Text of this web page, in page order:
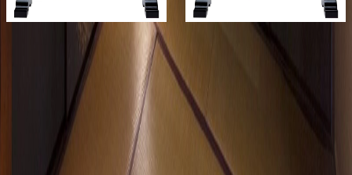
サンプル請求 サンプル請求